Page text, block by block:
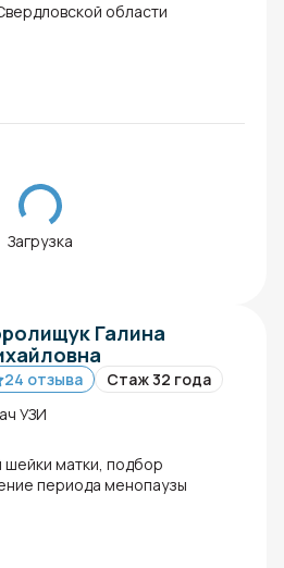
области
Загрузка
Галина
24 отзыва
Стаж 32 года
УЗИ
шейки матки, подбор
периода менопаузы